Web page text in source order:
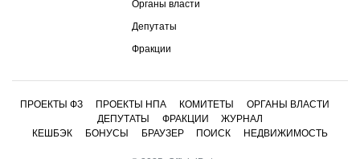
Органы власти
Депутаты
Фракции
ПРОЕКТЫ ФЗ ПРОЕКТЫ НПА КОМИТЕТЫ
ОРГАНЫ ВЛАСТИ
ДЕПУТАТЫ
ФРАКЦИИ
ЖУРНАЛ
КЕШБЭК
БОНУСЫ БРАУЗЕР ПОИСК НЕДВИЖИМОСТЬ